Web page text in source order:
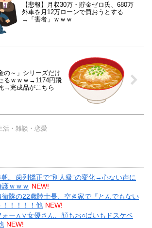
【悲報】月収30万・貯金ゼロ氏、680万
外車を月12万ローンで買おうとする
→「害者」ｗｗｗ
の～」シリーズだけ
るｗｗｗ→1174円飛
→完成品がこちら
活・雑談・恋愛
帆、歯列矯正で”別人級”の変化→心ない声に
ｗｗｗ NEW!
衛隊の22歳陸士長、空き家で『とんでもない
！！！！他 NEW!
ォー∧∨女優さん、顔もお○ぱいもドスケベ
NEW!